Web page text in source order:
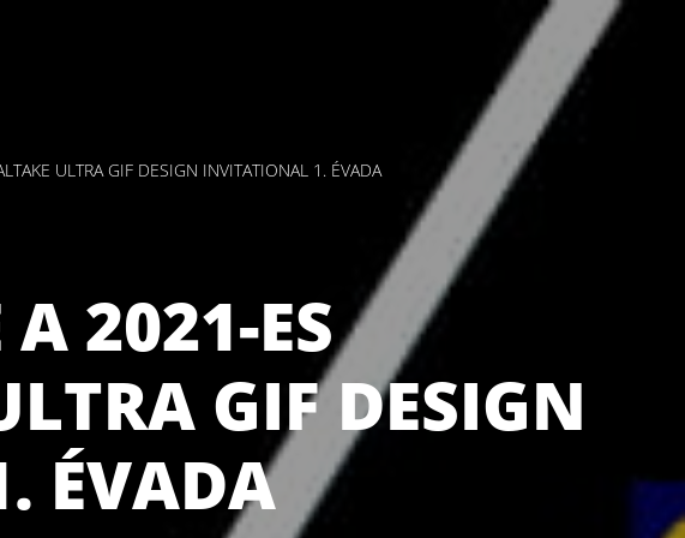
ULTRA GIF DESIGN INVITATIONAL 1. ÉVADA
A 2021-ES
GIF DESIGN
ÉVADA